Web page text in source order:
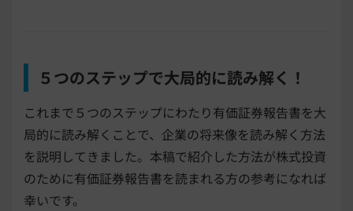
５つのステップで大局的に読み解く！
これまで５つのステップにわたり有価証券報告書を大
局的に読み解くことで、企業の将来像を読み解く方法
を説明してきました。本稿で紹介した方法が株式投資
のために有価証券報告書を読まれる方の参考になれば
幸いです。